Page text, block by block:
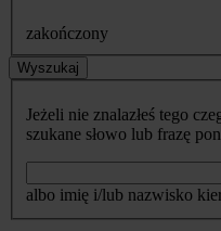
zakończony
Wyszukaj
Jeżeli nie znalazłeś tego
szukane słowo lub frazę
albo imię i/lub nazwisko